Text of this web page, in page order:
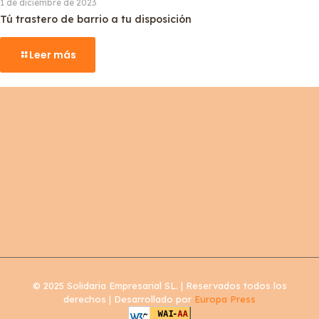
1 de diciembre de 2023
Tú trastero de barrio a tu disposición
Leer más
© 2025 Solidaria Empresarial SL. | Reservados todos los
derechos | Desarrollado por Europa Press